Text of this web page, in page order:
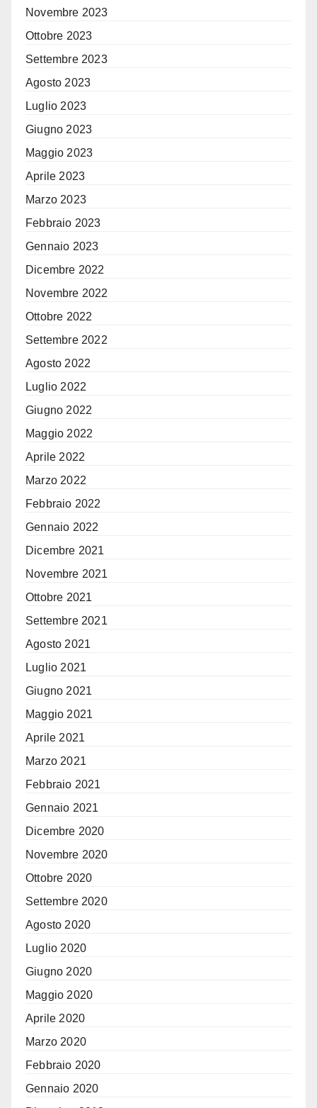
Novembre 2023
Ottobre 2023
Settembre 2023
Agosto 2023
Luglio 2023
Giugno 2023
Maggio 2023
Aprile 2023
Marzo 2023
Febbraio 2023
Gennaio 2023
Dicembre 2022
Novembre 2022
Ottobre 2022
Settembre 2022
Agosto 2022
Luglio 2022
Giugno 2022
Maggio 2022
Aprile 2022
Marzo 2022
Febbraio 2022
Gennaio 2022
Dicembre 2021
Novembre 2021
Ottobre 2021
Settembre 2021
Agosto 2021
Luglio 2021
Giugno 2021
Maggio 2021
Aprile 2021
Marzo 2021
Febbraio 2021
Gennaio 2021
Dicembre 2020
Novembre 2020
Ottobre 2020
Settembre 2020
Agosto 2020
Luglio 2020
Giugno 2020
Maggio 2020
Aprile 2020
Marzo 2020
Febbraio 2020
Gennaio 2020